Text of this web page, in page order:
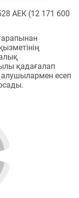
АЕК (12 171 600
қадағалап
есеп